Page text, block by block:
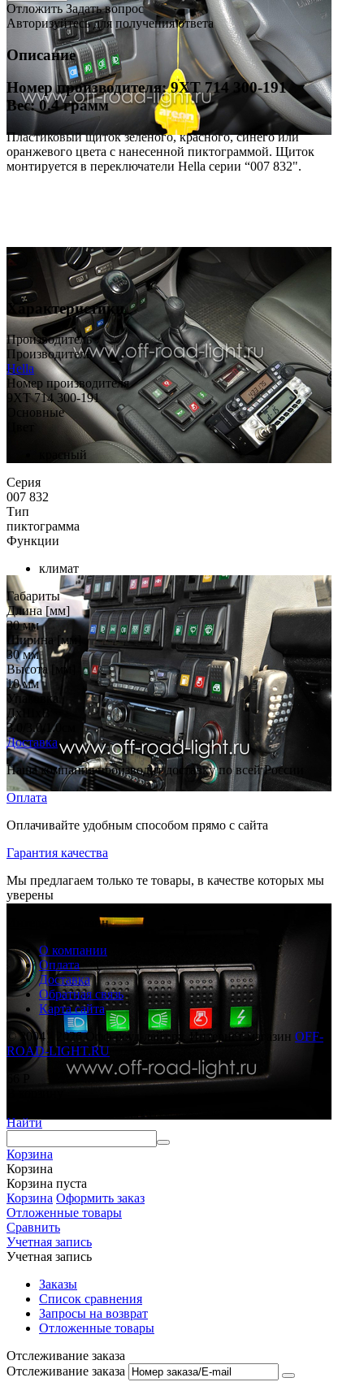
Отложить Задать вопрос
Авторизуйтесь для получения ответа
Описание
Номер производителя: 9XT 714 300-191
Вес: 0.4 грамм
Пластиковый щиток зеленого, красного, синего или
оранжевого цвета с нанесенной пиктограммой. Щиток
монтируется в переключатели Hella серии “007 832".
Характеристики
Производитель
Производитель
Hella
Номер производителя
9XT 714 300-191
Основные
красный
Серия
007 832
Тип
пиктограмма
Функции
климат
Габариты
Длина [мм]
30мм
Ширина [мм]
30мм
Высота [мм]
10мм
Упаковка
ДхШхВ
3.0/3.0/1.0
Доставка
Наша компания производит доставку по всей России
Оплата
Оплачивайте удобным способом прямо с сайта
Гарантия качества
Мы предлагаем только те товары, в качестве которых мы
уверены
Интернет-магазин
О компании
Оплата
Доставка
Обратная связь
Карта сайта
© 2004 - 2026 Офф-роуд-лайт.ру. Интернет-магазин OFF-
ROAD-LIGHT.RU
Найти
Корзина
Корзина
Корзина пуста
Корзина Оформить заказ
Отложенные товары
Сравнить
Учетная запись
Учетная запись
Заказы
Список сравнения
Запросы на возврат
Отложенные товары
Отслеживание заказа
Отслеживание заказа